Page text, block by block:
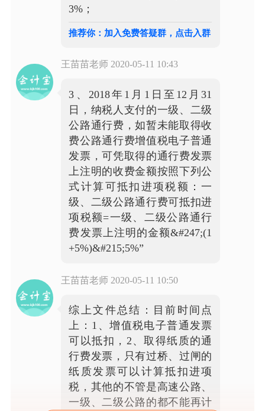
3%；
推荐你：加入免费答疑群，点击入群
王苗苗老师 2020-05-11 10:43
3、2018年1月1日至12月31
日，纳税人支付的一级、二级
公路通行费，如暂未能取得收
费公路通行费增值税电子普通
发票，可凭取得的通行费发票
上注明的收费金额按照下列公
式计算可抵扣进项税额：一
级、二级公路通行费可抵扣进
项税额=一级、二级公路通行
费发票上注明的金额&#247;(1
+5%)&#215;5%”
王苗苗老师 2020-05-11 10:50
综上文件总结：目前时间点
上：1、增值税电子普通发票
可以抵扣，2、取得纸质的通
行费发票，只有过桥、过闸的
纸质发票可以计算抵扣进项
税，其他的不管是高速公路、
一级、二级公路的都不能再计